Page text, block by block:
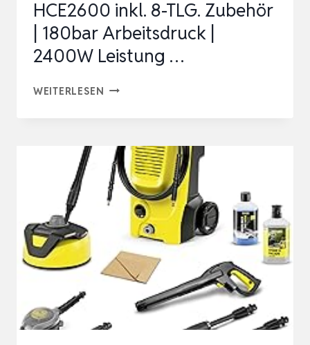
BAR,
…
HCE2600 inkl. 8-TLG. Zubehör
| 180bar Arbeitsdruck |
2400W Leistung …
WEITERLESEN SCHEPPACH
INKL.
8-
TLG.
ZUBEHÖR
180BAR
ARBEITSDRUCK
2400W